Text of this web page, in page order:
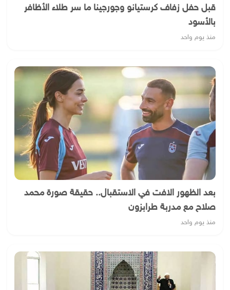
قبل حفل زفاف كرستيانو وجورجينا ما سر طلاء الأظافر
بالأسود
منذ يوم واحد
بعد الظهور الافت في الاستقبال.. حقيقة صورة محمد
صلاح مع مدربة طرابزون
منذ يوم واحد